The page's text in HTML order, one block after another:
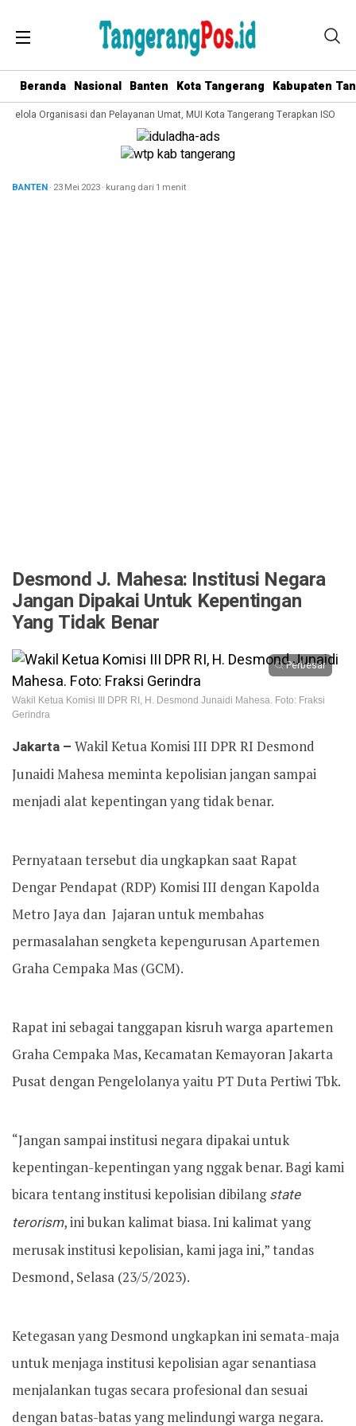
Beranda Nasional Banten Kota Tangerang Kabupaten
Organisasi dan Pelayanan Umat, MUI Kota Tangerang Terapkan ISO
BANTEN· 23 Mei 2023· kurang dari 1 menit
Desmond J. Mahesa: Institusi Negara
Jangan Dipakai Untuk Kepentingan
Yang Tidak Benar
Perbesar
Wakil Ketua Komisi III DPR RI, H. Desmond Junaidi Mahesa. Foto: Fraksi
Gerindra
Jakarta – Wakil Ketua Komisi III DPR RI Desmond
Junaidi Mahesa meminta kepolisian jangan sampai
menjadi alat kepentingan yang tidak benar.
Pernyataan tersebut dia ungkapkan saat Rapat
Dengar Pendapat (RDP) Komisi III dengan Kapolda
Metro Jaya dan Jajaran untuk membahas
permasalahan sengketa kepengurusan Apartemen
Graha Cempaka Mas (GCM).
Rapat ini sebagai tanggapan kisruh warga apartemen
Graha Cempaka Mas, Kecamatan Kemayoran Jakarta
Pusat dengan Pengelolanya yaitu PT Duta Pertiwi Tbk.
“Jangan sampai institusi negara dipakai untuk
kepentingan-kepentingan yang nggak benar. Bagi kami
bicara tentang institusi kepolisian dibilangstate
terorism, ini bukan kalimat biasa. Ini kalimat yang
merusak institusi kepolisian, kami jaga ini,” tandas
Desmond, Selasa (23/5/2023).
Ketegasan yang Desmond ungkapkan ini semata-maja
untuk menjaga institusi kepolisian agar senantiasa
menjalankan tugas secara profesional dan sesuai
dengan batas-batas yang melindungi warga negara.